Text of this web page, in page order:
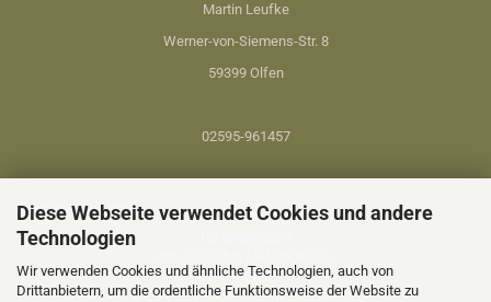
Diese Webseite verwendet Cookies und andere
Technologien
Wir verwenden Cookies und ähnliche Technologien, auch von
Drittanbietern, um die ordentliche Funktionsweise der Website zu
Martin Leufke
Werner-von-Siemens-Str. 8
59399 Olfen
02595-961457
VERSANDKOSTEN...
4,95 Euro.
Ab 29 € Bestellwert versandkostenfrei.